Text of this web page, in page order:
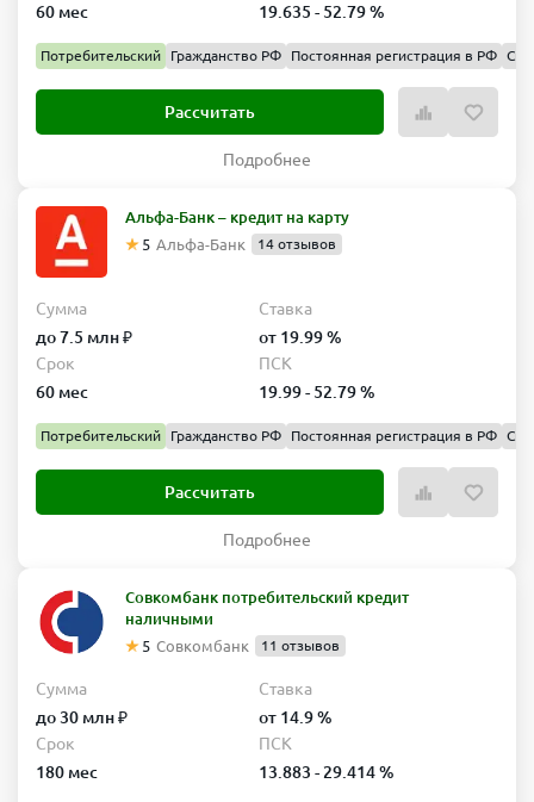
60 мес
19.635 - 52.79 %
Потребительский Гражданство РФ Постоянная регистрация в РФ
Рассчитать
Подробнее
Альфа-Банк – кредит на карту
5 Альфа-Банк 14 отзывов
Сумма
до 7.5 млн ₽
Ставка
от 19.99 %
Срок
60 мес
ПСК
19.99 - 52.79 %
Потребительский Гражданство РФ Постоянная регистрация в РФ
Рассчитать
Подробнее
Совкомбанк потребительский кредит
наличными
5 Совкомбанк 11 отзывов
Сумма
до 30 млн ₽
Ставка
от 14.9 %
Срок
180 мес
ПСК
13.883 - 29.414 %